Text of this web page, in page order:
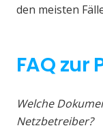
den meisten
FAQ zur
Welche
Netzbetreiber?